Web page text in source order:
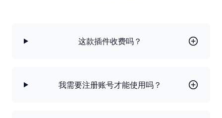
这款插件收费吗？
我需要注册账号才能使用吗？